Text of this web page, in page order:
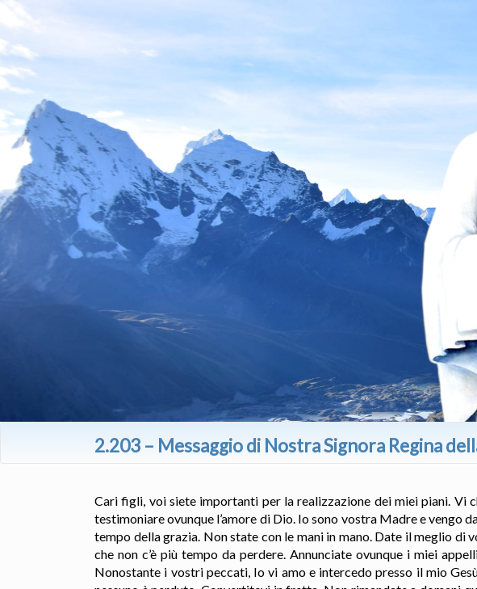
2.203 – Messaggio di Nostra Signora Regina
Cari figli, voi siete importanti per la realizzazione dei miei piani.
testimoniare ovunque l’amore di Dio. Io sono vostra Madre e vengo
tempo della grazia. Non state con le mani in mano. Date il meglio
che non c’è più tempo da perdere. Annunciate ovunque i miei
Nonostante i vostri peccati, Io vi amo e intercedo presso il mio